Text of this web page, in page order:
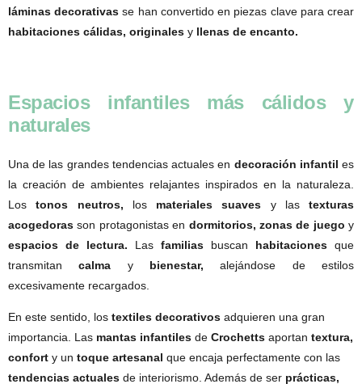
láminas decorativas se han convertido en piezas clave para crear
habitaciones cálidas, originales y llenas de encanto.
Espacios infantiles más cálidos y
naturales
Una de las grandes tendencias actuales en decoración infantil es
la creación de ambientes relajantes inspirados en la naturaleza.
Lostonos neutros, los materiales suaves y las texturas
acogedoras son protagonistas en dormitorios, zonas de juego y
espacios de lectura. Las familias buscan habitaciones que
transmitancalma y bienestar, alejándose de estilos
excesivamente recargados.
En este sentido, los textiles decorativos adquieren una gran
importancia. Las mantas infantiles de Crochetts aportan textura,
confort y un toque artesanal que encaja perfectamente con las
tendencias actuales de interiorismo. Además de ser prácticas,